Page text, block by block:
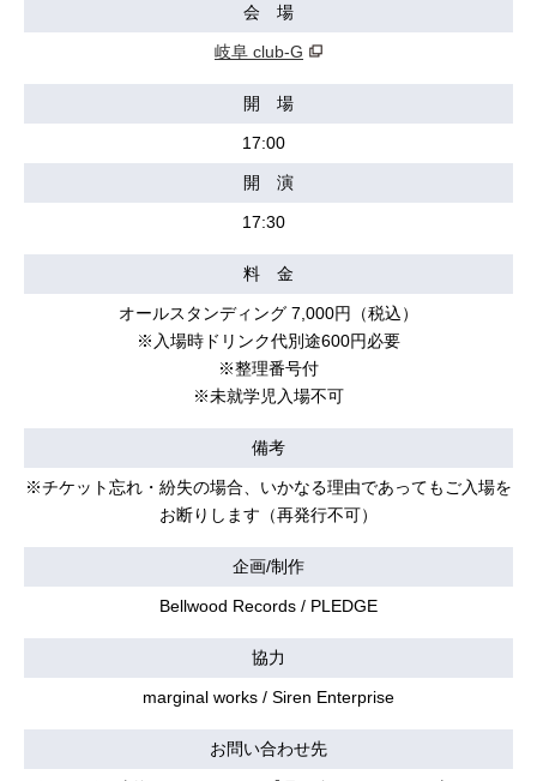
会 場
岐阜 club-G
開 場
17:00
開 演
17:30
料 金
オールスタンディング 7,000円（税込）
※入場時ドリンク代別途600円必要
※整理番号付
※未就学児入場不可
備考
※チケット忘れ・紛失の場合、いかなる理由であってもご入場を
お断りします（再発行不可）
企画/制作
Bellwood Records / PLEDGE
協力
marginal works / Siren Enterprise
お問い合わせ先